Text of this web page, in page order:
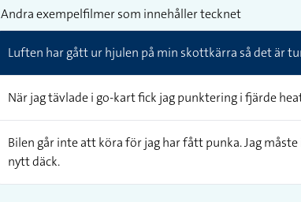
Andra exempelfilmer som innehåller tecknet
Luften har gått ur hjulen på min skottkärra så det är
När jag tävlade i go-kart fick jag punktering i fjärde
Bilen går inte att köra för jag har fått punka. Jag
nytt däck.